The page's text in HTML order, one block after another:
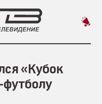
«Кубок